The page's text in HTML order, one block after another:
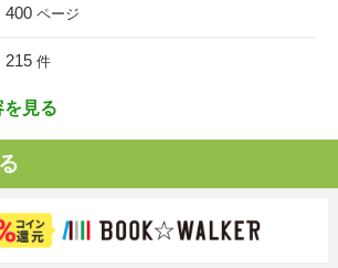
400 ページ
215 件
見る